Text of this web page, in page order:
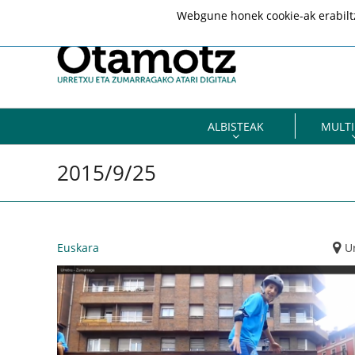
ALBISTEAK
2015/9/25
Euskara
Webgune honek cookie-ak